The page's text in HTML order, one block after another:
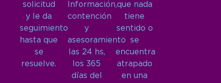
solicitud
y le da
seguimiento
hasta que
se
resuelve.
Información,
contención
y
asesoramiento
las 24 hs,
los 365
días del
que nada
tiene
sentido o
se
encuentra
atrapado
en una